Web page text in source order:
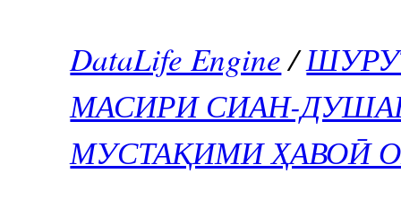
DataLife Engine/
МАСИРИ СИАН-
МУСТАҚИМИ ҲАВОӢ